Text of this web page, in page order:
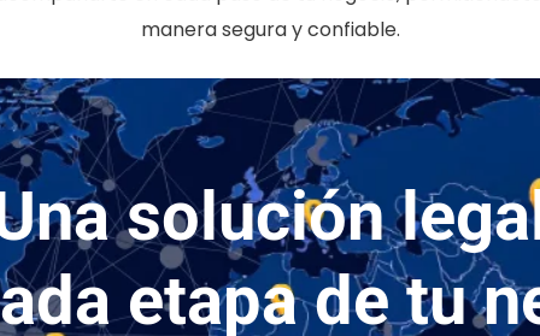
manera segura y confiable.
solución
etapa de tu